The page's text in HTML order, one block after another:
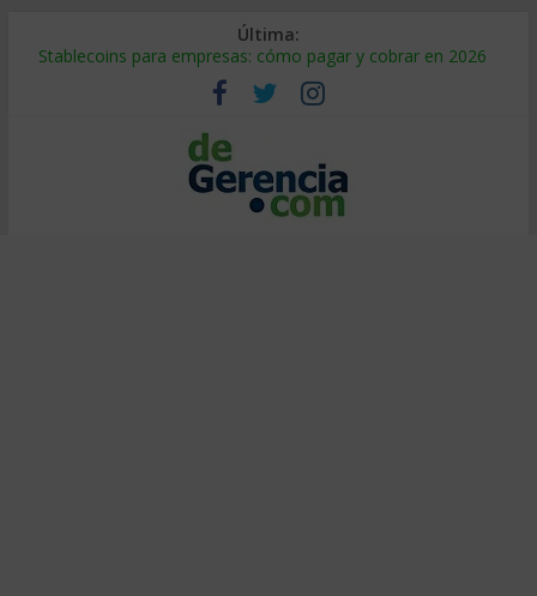
Última:
Stablecoins para empresas: cómo pagar y cobrar en 2026
Despido silencioso: qué es y por qué sale tan caro
IA en selección de personal: cómo auditarla a tiempo
Trabajo forzoso en la cadena de suministro: qué hacer
Mercado hispano de EE. UU.: cómo segmentarlo y venderle